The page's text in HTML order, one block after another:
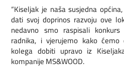
“Kiseljak je naša susjedna
dati svoj doprinos razvoju ove
nedavno smo raspisali
radnika, i vjerujemo kako
kolega dobiti upravo iz
kompanije MS&WOOD.